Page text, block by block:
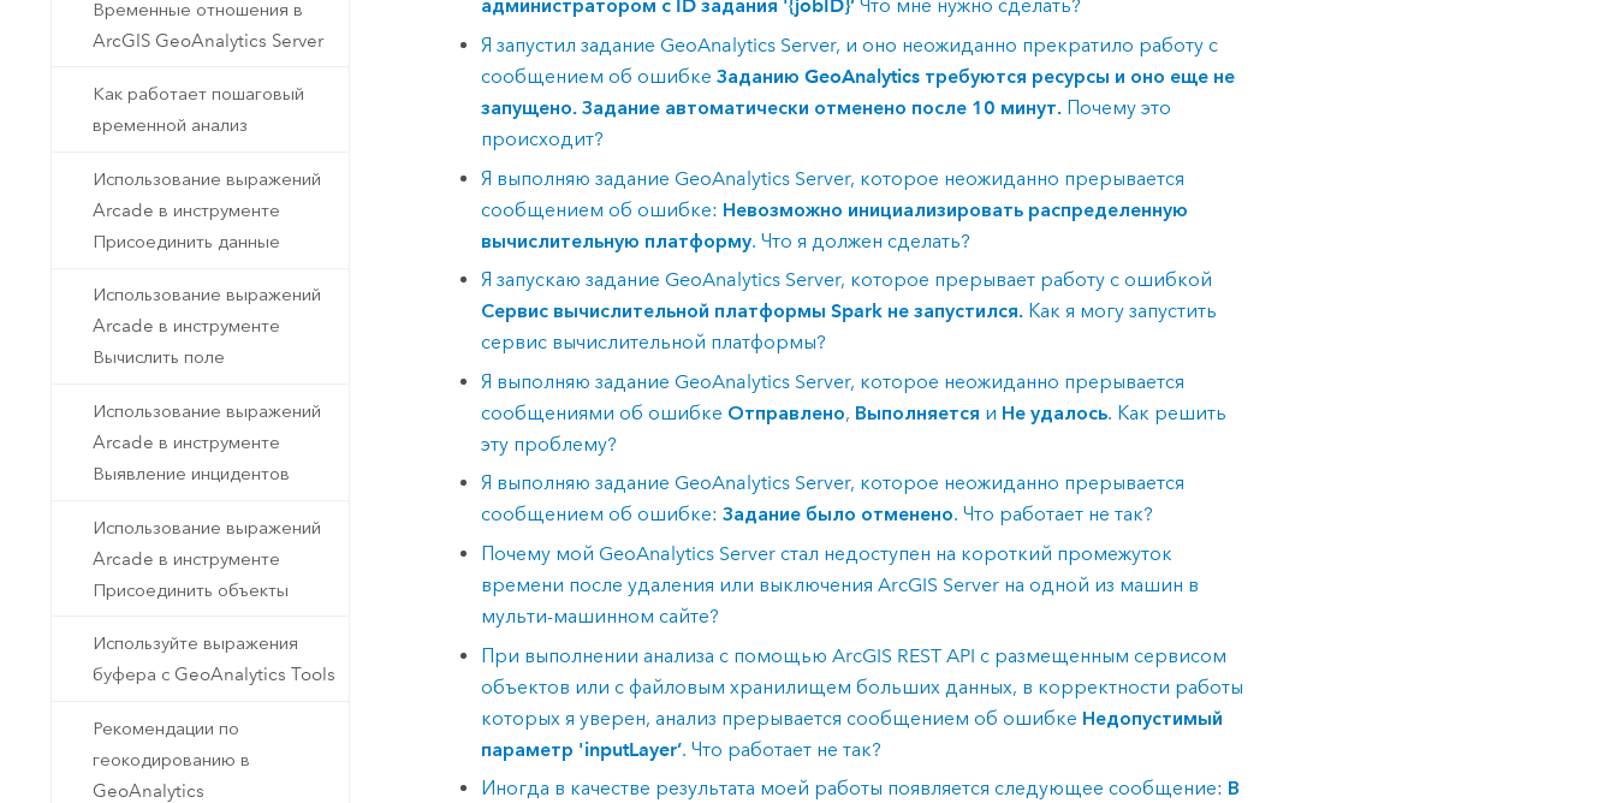
Временные отношения в
ArcGIS GeoAnalytics Server
Как работает пошаговый
временной анализ
Использование выражений
Arcade в инструменте
Присоединить данные
Использование выражений
Arcade в инструменте
Вычислить поле
Использование выражений
Arcade в инструменте
Выявление инцидентов
Использование выражений
Arcade в инструменте
Присоединить объекты
Используйте выражения
буфера с GeoAnalytics Tools
Рекомендации по
геокодированию в
GeoAnalytics
администратором с ID задания '{jobID}’ Что мне нужно сделать?
Я запустил задание GeoAnalytics Server, и оно неожиданно прекратило работу с
сообщением об ошибке Заданию GeoAnalytics требуются ресурсы и оно еще не
запущено. Задание автоматически отменено после 10 минут. Почему это
происходит?
Я выполняю задание GeoAnalytics Server, которое неожиданно прерывается
сообщением об ошибке: Невозможно инициализировать распределенную
вычислительную платформу. Что я должен сделать?
Я запускаю задание GeoAnalytics Server, которое прерывает работу с ошибкой
Сервис вычислительной платформы Spark не запустился.Как я могу запустить
сервис вычислительной платформы?
Я выполняю задание GeoAnalytics Server, которое неожиданно прерывается
сообщениями об ошибке Отправлено, Выполняется и Не удалось. Как решить
эту проблему?
Я выполняю задание GeoAnalytics Server, которое неожиданно прерывается
сообщением об ошибке: Задание было отменено. Что работает не так?
Почему мой GeoAnalytics Serverстал недоступен на короткий промежуток
времени после удаления или выключения ArcGIS Serverна одной из машин в
мульти-машинном сайте?
При выполнении анализа с помощью ArcGIS REST API с размещенным сервисом
объектов или с файловым хранилищем больших данных, в корректности работы
которых я уверен, анализ прерывается сообщением об ошибке Недопустимый
параметр 'inputLayer’. Что работает не так?
Иногда в качестве результата моей работы появляется следующее сообщение: В